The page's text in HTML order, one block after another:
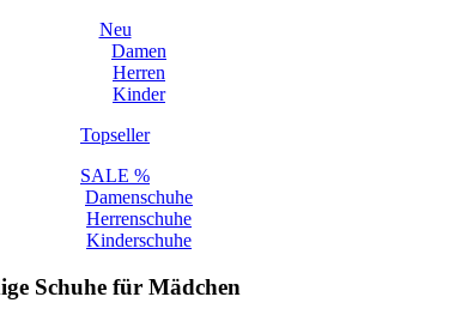
Neu
Damen
Herren
Kinder
Topseller
SALE %
Damenschuhe
Herrenschuhe
Kinderschuhe
Schuhe für Mädchen